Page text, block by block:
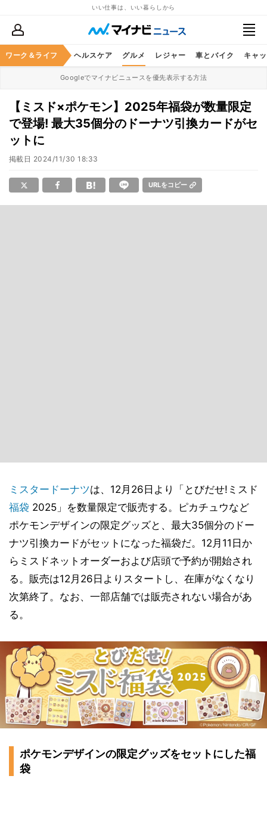
いい仕事は、いい暮らしから
ワーク＆ライフ
マネー 暮らし ヘルスケア グルメ レジャー 車とバイク キャ
Googleでマイナビニュースを優先表示する方法
【ミスド×ポケモン】2025年福袋が数量限定
で登場! 最大35個分のドーナツ引換カードがセ
ットに
掲載日 2024/11/30 18:33
URLをコピー
ミスタードーナツは、12月26日より「とびだせ!ミスド
福袋 2025」を数量限定で販売する。ピカチュウなど
ポケモンデザインの限定グッズと、最大35個分のドー
ナツ引換カードがセットになった福袋だ。12月11日か
らミスドネットオーダーおよび店頭で予約が開始され
る。販売は12月26日よりスタートし、在庫がなくなり
次第終了。なお、一部店舗では販売されない場合があ
る。
ポケモンデザインの限定グッズをセットにした福
袋